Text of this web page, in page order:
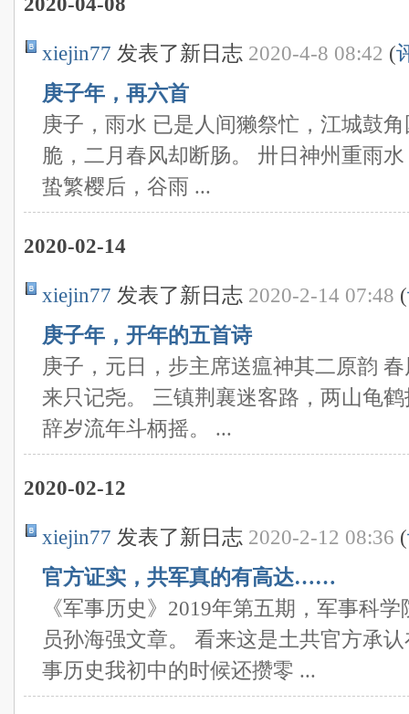
xiejin77 发表了新日志 2020-4-8 08:42 (
庚子年，再六首
庚子，雨水 已是人间獭祭忙，江城鼓
脆，二月春风却断肠。 卅日神州重雨
蛰繁樱后，谷雨 ...
2020-02-14
xiejin77 发表了新日志 2020-2-14 07:48 (
庚子年，开年的五首诗
庚子，元日，步主席送瘟神其二原韵
来只记尧。 三镇荆襄迷客路，两山龟
辞岁流年斗柄摇。 ...
2020-02-12
xiejin77 发表了新日志 2020-2-12 08:36 (
官方证实，共军真的有高达……
《军事历史》2019年第五期，军事科
员孙海强文章。 看来这是土共官方承
事历史我初中的时候还攒零 ...